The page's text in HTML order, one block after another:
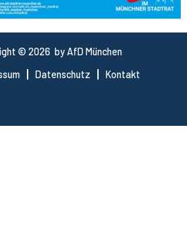
© 2026 by AfD München
Datenschutz Kontakt